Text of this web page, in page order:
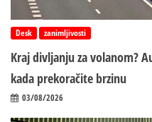
Desk zanimljivosti
Kraj divljanju za volanom?
kada prekoračite brzinu
03/08/2026